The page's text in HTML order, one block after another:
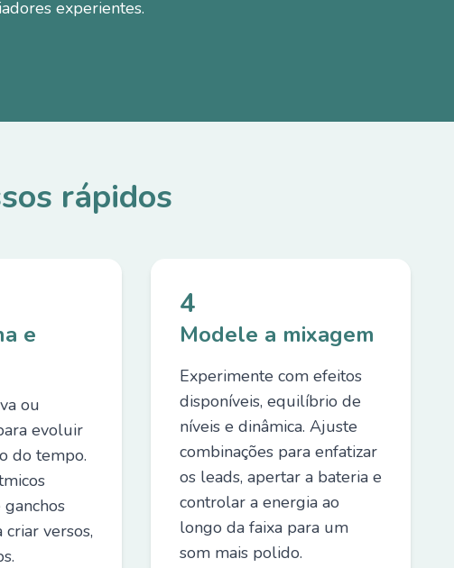
experientes.
rápidos
e
ou
evoluir
do tempo.
versos,
4
Modele a mixagem
Experimente com efeitos
disponíveis, equilíbrio de
níveis e dinâmica. Ajuste
combinações para enfatizar
os leads, apertar a bateria e
controlar a energia ao
longo da faixa para um
som mais polido.